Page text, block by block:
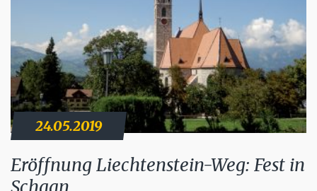
24.05.2019
Eröffnung Liechtenstein-Weg: Fest in